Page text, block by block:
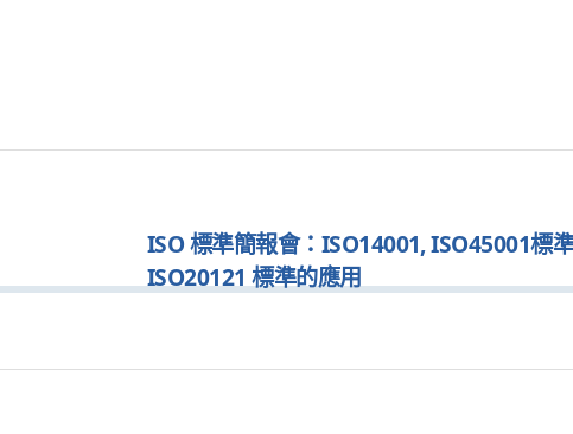
ISO 標準簡報會：ISO14001, ISO45001標
ISO20121 標準的應用